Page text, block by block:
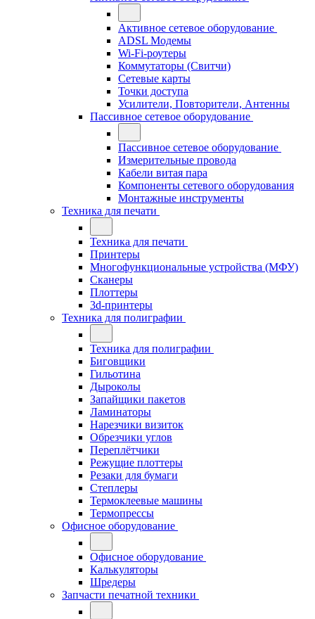
Активное сетевое оборудование
ADSL Модемы
Wi-Fi-роутеры
Коммутаторы (Свитчи)
Сетевые карты
Точки доступа
Усилители, Повторители, Антенны
Пассивное сетевое оборудование
Пассивное сетевое оборудование
Измерительные провода
Кабели витая пара
Компоненты сетевого оборудования
Монтажные инструменты
Техника для печати
Техника для печати
Принтеры
Многофункциональные устройства (МФУ)
Сканеры
Плоттеры
3d-принтеры
Техника для полиграфии
Техника для полиграфии
Биговщики
Гильотина
Дыроколы
Запайщики пакетов
Ламинаторы
Нарезчики визиток
Обрезчики углов
Переплётчики
Режущие плоттеры
Резаки для бумаги
Степлеры
Термоклеевые машины
Термопрессы
Офисное оборудование
Офисное оборудование
Калькуляторы
Шредеры
Запчасти печатной техники